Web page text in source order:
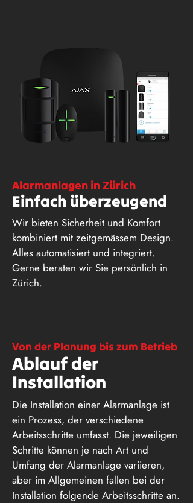
Alarmanlagen in Zürich
Einfach überzeugend
Wir bieten Sicherheit und Komfort
kombiniert mit zeitgemässem Design.
Alles automatisiert und integriert.
Gerne beraten wir Sie persönlich in
Zürich.
Von der Planung bis zum Betrieb
Ablauf der
Installation
Die Installation einer Alarmanlage ist
ein Prozess, der verschiedene
Arbeitsschritte umfasst. Die jeweiligen
Schritte können je nach Art und
Umfang der Alarmanlage variieren,
aber im Allgemeinen fallen bei der
Installation folgende Arbeitsschritte an.